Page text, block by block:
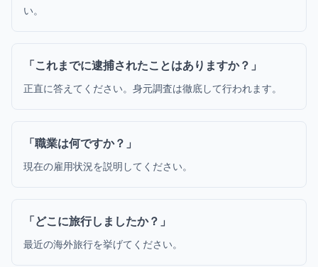
い。
「これまでに逮捕されたことはありますか？」
正直に答えてください。身元調査は徹底して行われます。
「職業は何ですか？」
現在の雇用状況を説明してください。
「どこに旅行しましたか？」
最近の海外旅行を挙げてください。